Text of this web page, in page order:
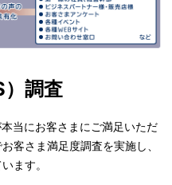
調査
当にお客さまにご満足いただ
客さま満足度調査を実施し、
ます。